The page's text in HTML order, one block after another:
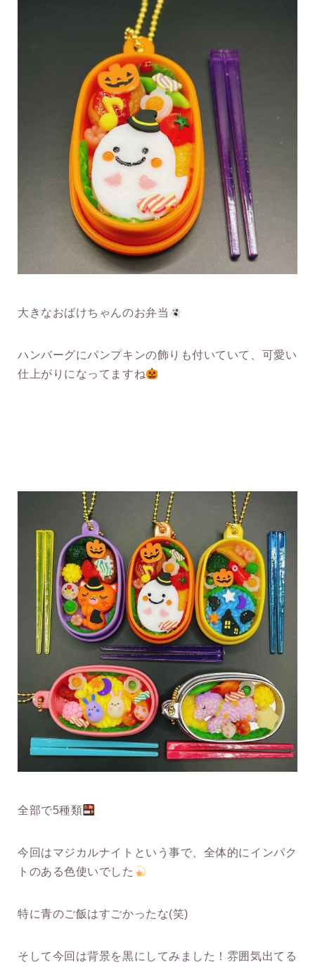
大きなおばけちゃんのお弁当
ハンバーグにパンプキンの飾りも付いていて、可愛い
仕上がりになってますね
全部で5種類
今回はマジカルナイトという事で、全体的にインパク
トのある色使いでした
特に青のご飯はすごかったな(笑)
そして今回は背景を黒にしてみました！雰囲気出てる